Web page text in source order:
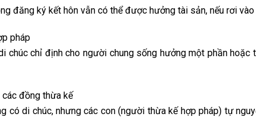
đăng ký kết hôn vẫn có thể được hưởng tài sản, nếu rơi
pháp
chúc chỉ định cho người chung sống hưởng một phần
các đồng thừa kế
có di chúc, nhưng các con (người thừa kế hợp pháp) tự